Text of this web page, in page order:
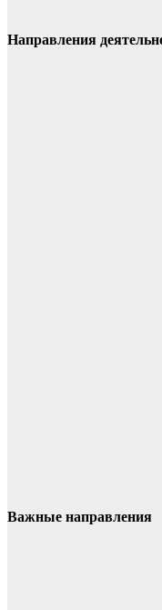
Направления
Важные направления